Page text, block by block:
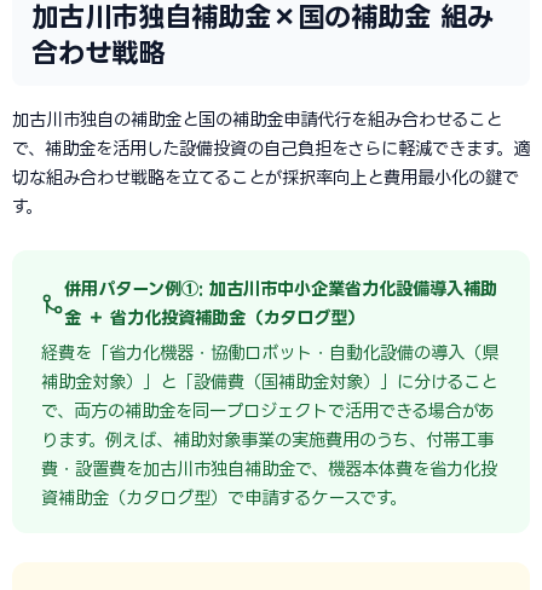
加古川市独自補助金×国の補助金 組み
合わせ戦略
加古川市独自の補助金と国の補助金申請代行を組み合わせること
で、補助金を活用した設備投資の自己負担をさらに軽減できます。適
切な組み合わせ戦略を立てることが採択率向上と費用最小化の鍵で
す。
併用パターン例①: 加古川市中小企業省力化設備導入補助
金 ＋ 省力化投資補助金（カタログ型）
経費を「省力化機器・協働ロボット・自動化設備の導入（県
補助金対象）」と「設備費（国補助金対象）」に分けること
で、両方の補助金を同一プロジェクトで活用できる場合があ
ります。例えば、補助対象事業の実施費用のうち、付帯工事
費・設置費を加古川市独自補助金で、機器本体費を省力化投
資補助金（カタログ型）で申請するケースです。